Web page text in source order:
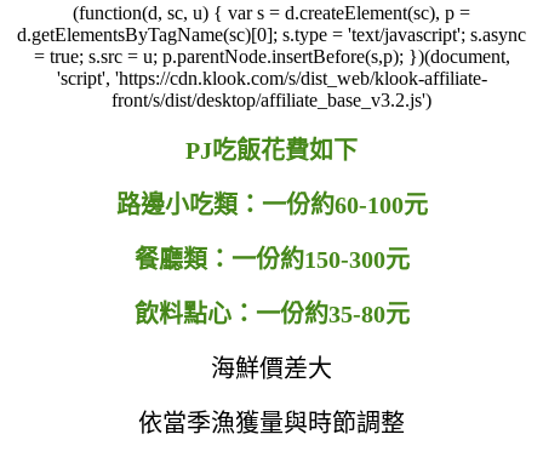
(function(d, sc, u) { var s = d.createElement(sc), p =
d.getElementsByTagName(sc)[0]; s.type = 'text/javascript'; s.async
= true; s.src = u; p.parentNode.insertBefore(s,p); })(document,
'script', 'https://cdn.klook.com/s/dist_web/klook-affiliate-
front/s/dist/desktop/affiliate_base_v3.2.js')
PJ吃飯花費如下
路邊小吃類：一份約60-100元
餐廳類：一份約150-300元
飲料點心：一份約35-80元
海鮮價差大
依當季漁獲量與時節調整